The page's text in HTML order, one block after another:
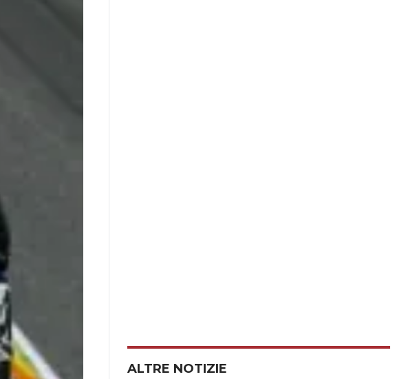
ALTRE NOTIZIE